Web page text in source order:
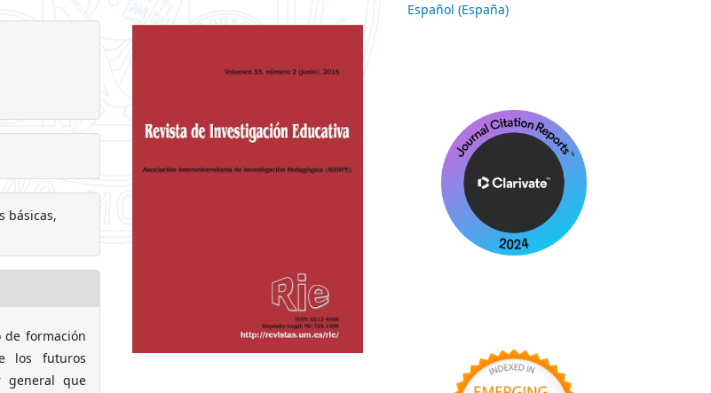
básicas,
formación
los futuros
general que
Español (España)